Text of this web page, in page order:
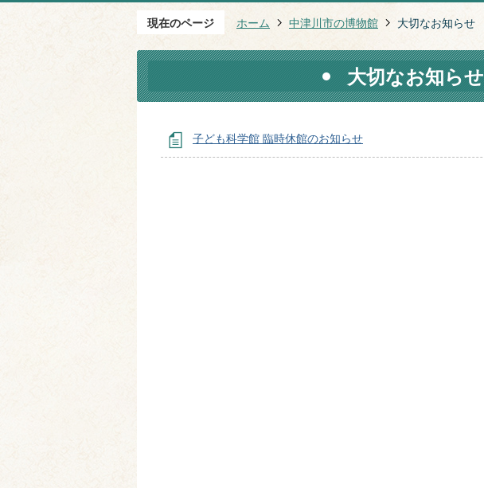
現在のページ ホーム 中津川市の博物館 大切なお知らせ
大切なお知らせ
子ども科学館 臨時休館のお知らせ